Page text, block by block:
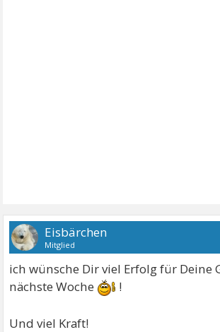
Eisbärchen
Mitglied
ich wünsche Dir viel Erfolg für Deine
nächste Woche
!
Und viel Kraft!